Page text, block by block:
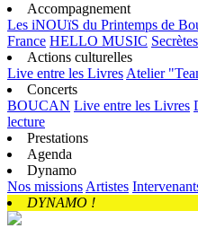
Accompagnement
Les iNOUïS du Printemps de
France HELLO MUSIC
Actions culturelles
Live entre les Livres Atelier
Concerts
BOUCAN Live entre les Livres
lecture
Prestations
Agenda
Dynamo
Nos missions Artistes
DYNAMO !